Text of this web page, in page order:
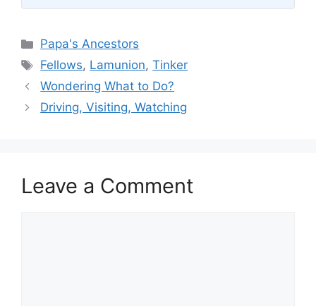
Categories
Papa's Ancestors
Tags
Fellows, Lamunion,Tinker
Wondering What to Do?
Driving, Visiting, Watching
Leave a Comment